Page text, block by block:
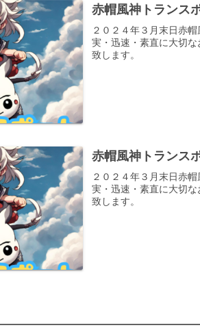
赤帽風神トランス
２０２４年３月末日赤
実・迅速・素直に大切
致します。
赤帽風神トランス
２０２４年３月末日赤
実・迅速・素直に大切
致します。